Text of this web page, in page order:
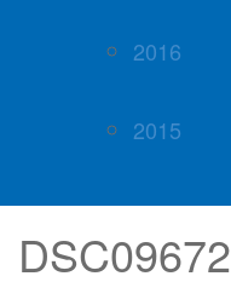
2016
2015
DSC09672